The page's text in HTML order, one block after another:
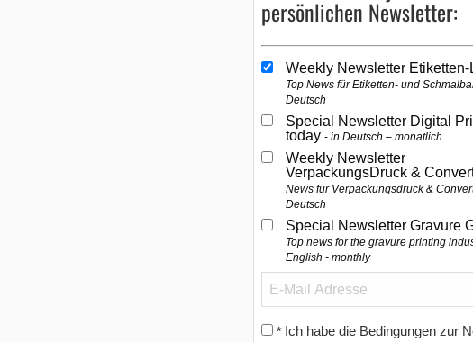
persönlichen Newsletter:
Weekly Newsletter
Top News für Etiketten- und
Deutsch
Special Newsletter Digital
today in Deutsch – monatlich
Weekly Newsletter
VerpackungsDruck &
News für Verpackungsdruck &
Deutsch
Special Newsletter Gravure
Top news for the gravure printing
English - monthly
* Ich habe die Bedingungen zur